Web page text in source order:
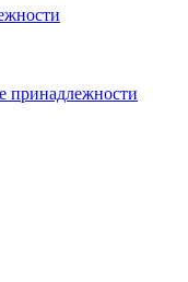
принадлежности